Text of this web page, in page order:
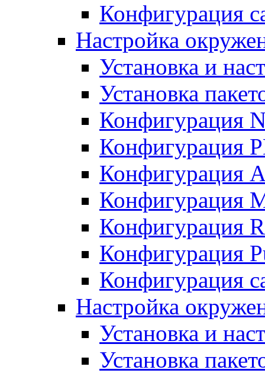
Конфигурация
Настройка
Установка и
Установка
Конфигурация
Конфигурация
Конфигурация
Конфигурация
Конфигурация
Конфигурация
Конфигурация
Настройка
Установка и
Установка